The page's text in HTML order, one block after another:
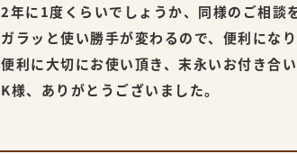
2年に1度くらいでしょうか、同様のご相談
ガラッと使い勝手が変わるので、便利にな
便利に大切にお使い頂き、末永いお付き合
K様、ありがとうございました。